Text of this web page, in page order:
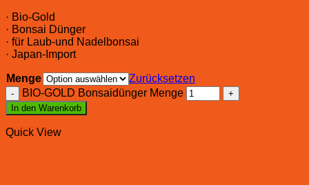
· Bio-Gold
· Bonsai Dünger
· für Laub-und Nadelbonsai
· Japan-Import
Menge
Zurücksetzen
BIO-GOLD Bonsaidünger Menge
In den Warenkorb
Quick View